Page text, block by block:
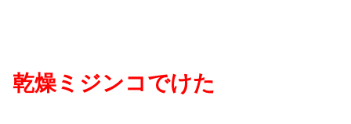
乾燥ミジンコでけた